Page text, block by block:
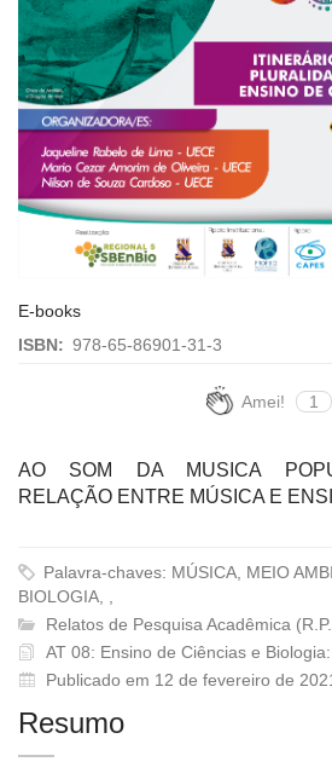
E-books
ISBN: 978-65-86901-31-3
Amei! 1
AO SOM DA MUSICA
RELAÇÃO ENTRE MÚSICA E
Palavra-chaves: MÚSICA, MEIO
BIOLOGIA, ,
Relatos de Pesquisa Acadêmica
AT 08: Ensino de Ciências e
Publicado em 12 de fevereiro de
Resumo